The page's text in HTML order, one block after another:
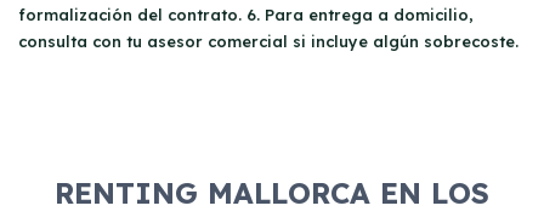
formalización del contrato. 6. Para entrega a domicilio,
consulta con tu asesor comercial si incluye algún sobrecoste.
RENTING MALLORCA EN LOS